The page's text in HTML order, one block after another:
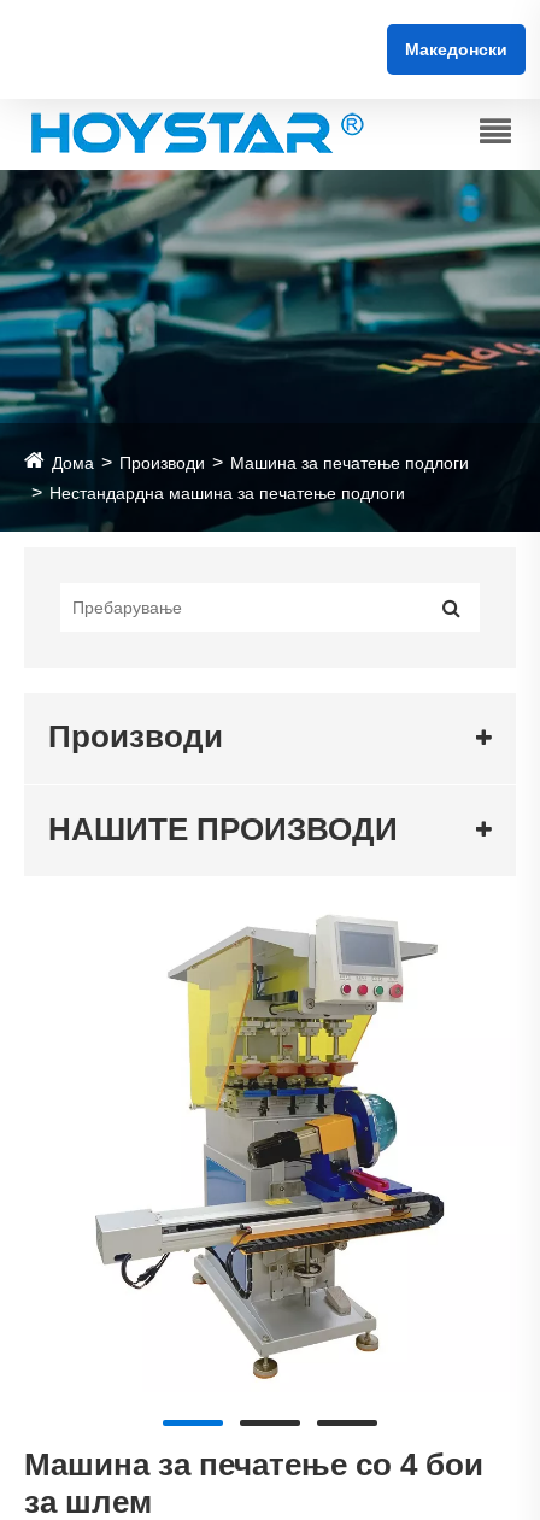
Македонски
Дома Производи
Машина за печатење подлоги
Нестандардна машина за печатење подлоги
Производи
НАШИТЕ ПРОИЗВОДИ
Машина за печатење со 4 бои
за шлем